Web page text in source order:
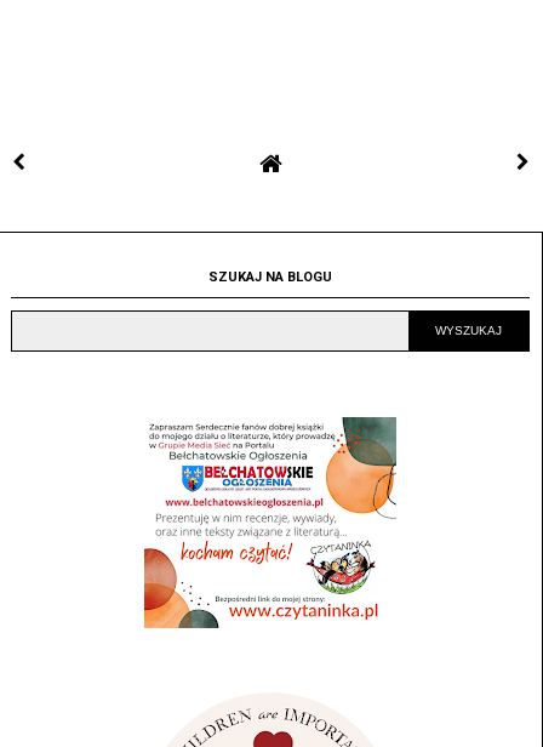
SZUKAJ NA BLOGU